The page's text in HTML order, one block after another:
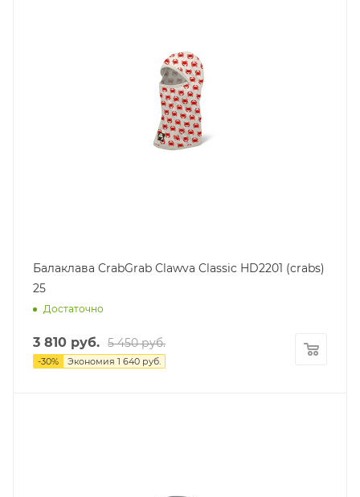
Балаклава CrabGrab Clawva Classic HD2201 (crabs)
25
Достаточно
3 810 руб. 5 450руб.
-30% Экономия 1 640 руб.